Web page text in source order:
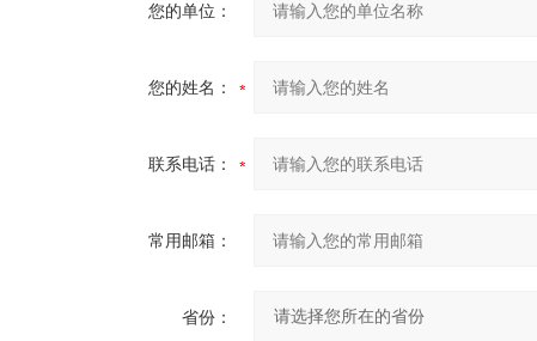
您的单位：
您的姓名：
联系电话：
常用邮箱：
省份：